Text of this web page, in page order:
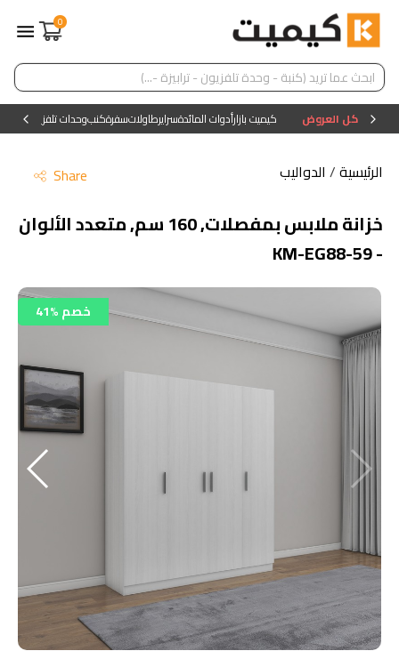
0
كل العروض كيميت بازارأدوات المائدةسرايرطاولاتسفرةكنبوحدات تلفزيون
الرئيسية/ الدواليب Share
خزانة ملابس بمفصلات, 160 سم, متعدد الألوان
- KM-EG88-59
41% خصم